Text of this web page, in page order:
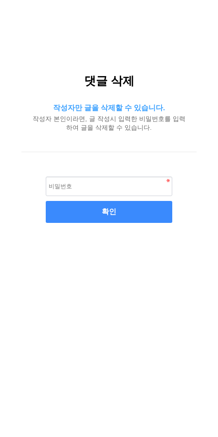
댓글 삭제
작성자만 글을 삭제할 수 있습니다.
작성자 본인이라면, 글 작성시 입력한 비밀번호를 입력
하여 글을 삭제할 수 있습니다.